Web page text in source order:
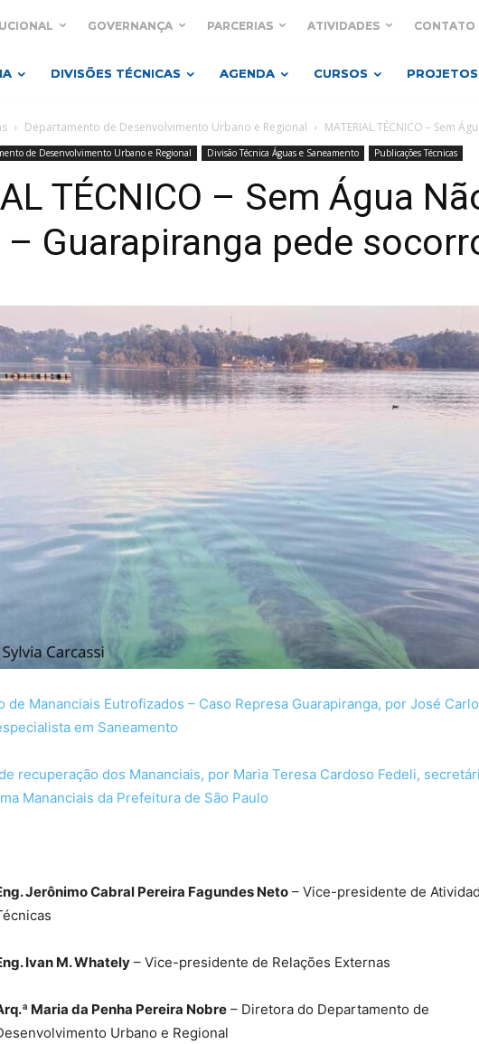
GOVERNANÇA PARCERIAS ATIVIDADES CONTATO
DIVISÕES TÉCNICAS AGENDA CURSOS PROJETOS
Departamento de Desenvolvimento Urbano e Regional MATERIAL TÉCNICO – Sem
de Desenvolvimento Urbano e Regional Divisão Técnica Águas e Saneamento Publicações Técnicas
TÉCNICO – Sem Água
– Guarapiranga pede
de Mananciais Eutrofizados – Caso Represa Guarapiranga, por José
em Saneamento
recuperação dos Mananciais, por Maria Teresa Cardoso Fedeli,
Mananciais da Prefeitura de São Paulo
Jerônimo Cabral Pereira Fagundes Neto – Vice-presidente de
Ivan M. Whately – Vice-presidente de Relações Externas
Maria da Penha Pereira Nobre – Diretora do Departamento de
Urbano e Regional